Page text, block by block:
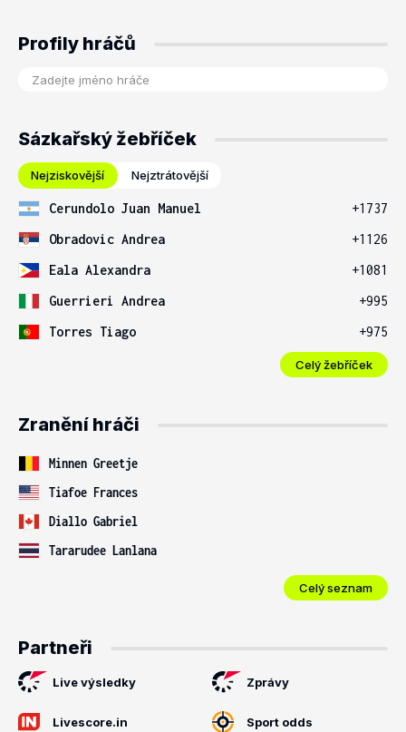
Profily hráčů
Sázkařský žebříček
Nejziskovější Nejztrátovější
Cerundolo Juan Manuel
+1737
Obradovic Andrea
+1126
Eala Alexandra
+1081
Guerrieri Andrea
+995
Torres Tiago
+975
Celý žebříček
Zranění hráči
Minnen Greetje
Tiafoe Frances
Diallo Gabriel
Tararudee Lanlana
Celý seznam
Partneři
Live výsledky Zprávy
Livescore.in Sport odds